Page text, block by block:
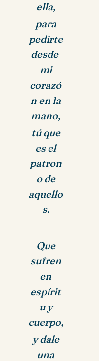
ella,
para
pedirte
desde
mi
corazó
n en la
mano,
tú que
es el
patron
o de
aquello
s.
Que
sufren
en
espírit
u y
cuerpo,
y dale
una